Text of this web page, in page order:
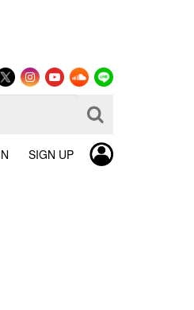
SIGN UP